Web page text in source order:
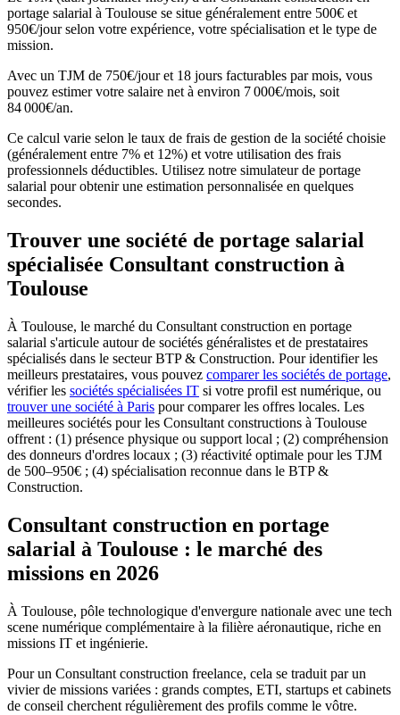
portage salarial à Toulouse se situe généralement entre 500€ et
950€/jour selon votre expérience, votre spécialisation et le type de
mission.
Avec un TJM de 750€/jour et 18 jours facturables par mois, vous
pouvez estimer votre salaire net à environ 7 000€/mois, soit
84 000€/an.
Ce calcul varie selon le taux de frais de gestion de la société choisie
(généralement entre 7% et 12%) et votre utilisation des frais
professionnels déductibles. Utilisez notre simulateur de portage
salarial pour obtenir une estimation personnalisée en quelques
secondes.
Trouver une société de portage salarial
spécialisée Consultant construction à
Toulouse
À Toulouse, le marché du Consultant construction en portage
salarial s'articule autour de sociétés généralistes et de prestataires
spécialisés dans le secteur BTP & Construction. Pour identifier les
meilleurs prestataires, vous pouvez comparer les sociétés de portage,
vérifier les sociétés spécialisées IT si votre profil est numérique, ou
trouver une société à Paris pour comparer les offres locales. Les
meilleures sociétés pour les Consultant constructions à Toulouse
offrent : (1) présence physique ou support local ; (2) compréhension
des donneurs d'ordres locaux ; (3) réactivité optimale pour les TJM
de 500–950€ ; (4) spécialisation reconnue dans le BTP &
Construction.
Consultant construction en portage
salarial à Toulouse : le marché des
missions en 2026
À Toulouse, pôle technologique d'envergure nationale avec une tech
scene numérique complémentaire à la filière aéronautique, riche en
missions IT et ingénierie.
Pour un Consultant construction freelance, cela se traduit par un
vivier de missions variées : grands comptes, ETI, startups et cabinets
de conseil cherchent régulièrement des profils comme le vôtre.